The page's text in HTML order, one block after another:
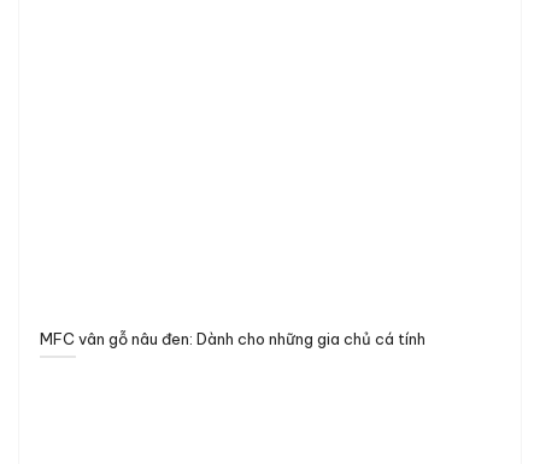
MFC vân gỗ nâu đen: Dành cho những gia chủ cá tính